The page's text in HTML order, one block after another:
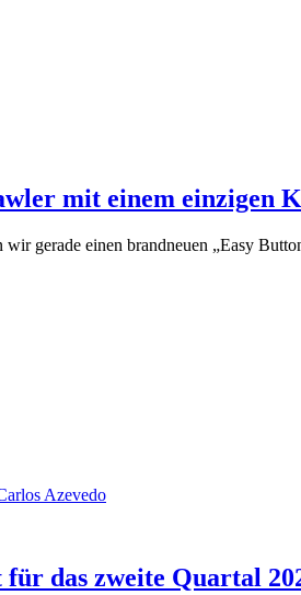
mit einem einzigen
gerade einen brandneuen „Easy
Azevedo
das zweite Quartal